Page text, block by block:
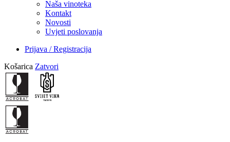
Naša vinoteka
Kontakt
Novosti
Uvjeti poslovanja
Prijava / Registracija
Košarica Zatvori